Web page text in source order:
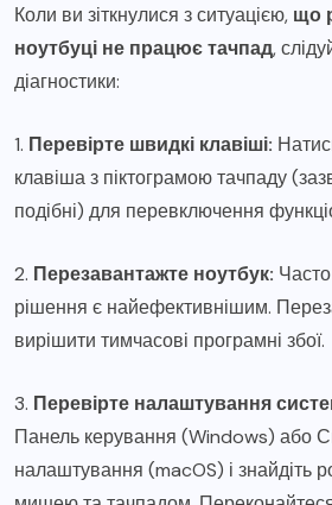
Коли ви зіткнулися з ситуацією, що
ноутбуці не працює тачпад,
діагностики:
1. Перевірте швидкі клавіші:
клавіша з піктограмою тачпаду
подібні) для перевключення
2. Перезавантажте ноутбук:
рішення є найефективнішим.
вирішити тимчасові програмні збої.
3. Перевірте налаштування
Панель керування (Windows) або
налаштування (macOS) і знайдіть